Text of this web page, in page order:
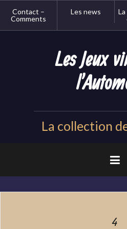
Contact –
Comments
Les news
Les Jeux
La collection
4